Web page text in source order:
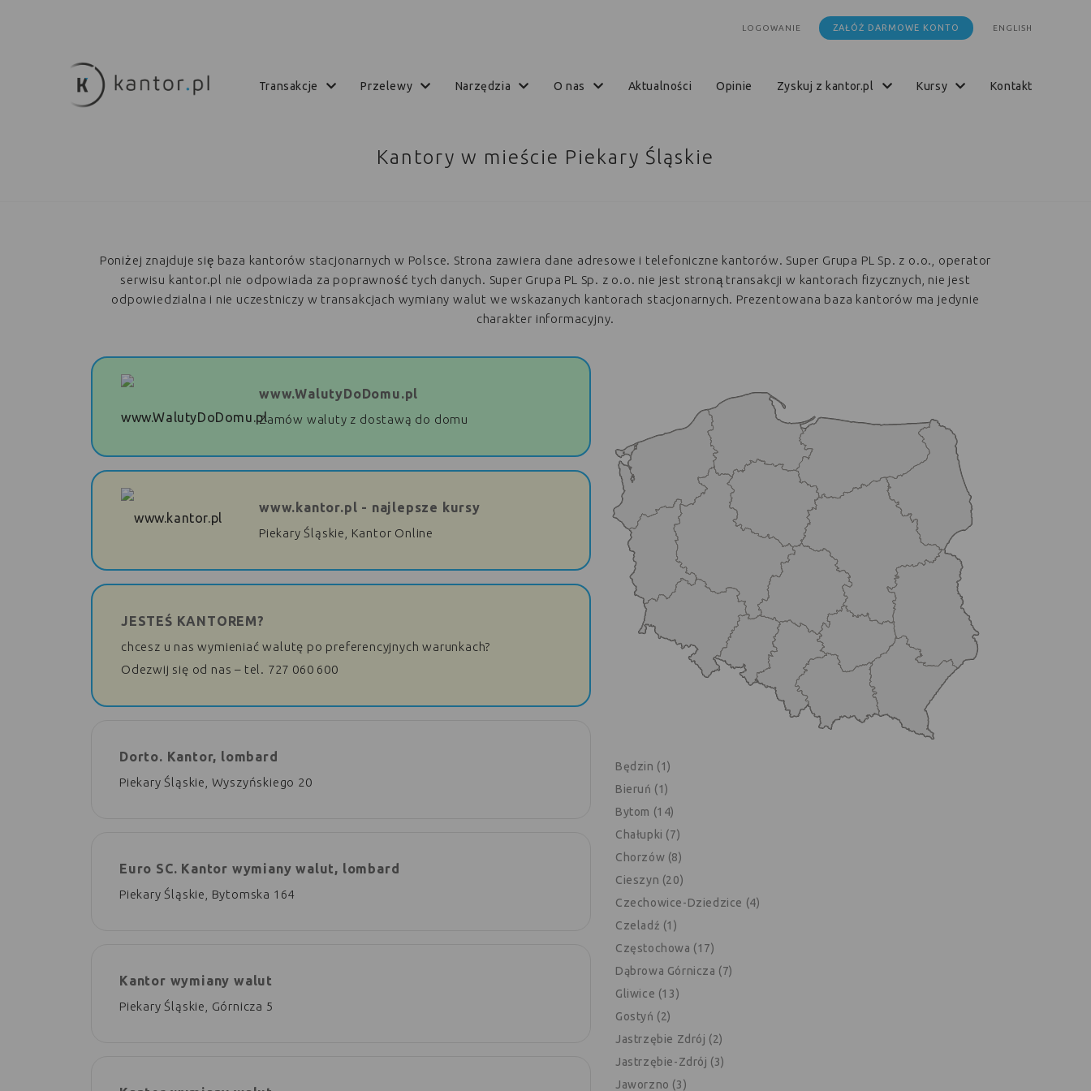
LOGOWANIE ZAŁÓŻ DARMOWE KONTO ENGLISH
transakcje przelewy narzędzia o nas aktualności opinie zyskuj z kantor.pl kursy kontakt
Kantory w mieście Piekary Śląskie
Poniżej znajduje się baza kantorów stacjonarnych w Polsce. Strona zawiera dane adresowe i telefoniczne kantorów. Super Grupa PL Sp. z o.o., operator
serwisu kantor.pl nie odpowiada za poprawność tych danych. Super Grupa PL Sp. z o.o. nie jest stroną transakcji w kantorach fizycznych, nie jest
odpowiedzialna i nie uczestniczy w transakcjach wymiany walut we wskazanych kantorach stacjonarnych. Prezentowana baza kantorów ma jedynie
charakter informacyjny.
www.WalutyDoDomu.pl
Zamów waluty z dostawą do domu
www.kantor.pl - najlepsze kursy
Piekary Śląskie, Kantor Online
JESTEŚ KANTOREM?
chcesz u nas wymieniać walutę po preferencyjnych warunkach?
Odezwij się od nas – tel. 727 060 600
Dorto. Kantor, lombard
Piekary Śląskie, Wyszyńskiego 20
Euro SC. Kantor wymiany walut, lombard
Piekary Śląskie, Bytomska 164
Kantor wymiany walut
Piekary Śląskie, Górnicza 5
Będzin (1)
Bieruń (1)
Bytom (14)
Chałupki (7)
Chorzów (8)
Cieszyn (20)
Czechowice-Dziedzice (4)
Czeladź (1)
Częstochowa (17)
Dąbrowa Górnicza (7)
Gliwice (13)
Gostyń (2)
Jastrzębie Zdrój (2)
Jastrzębie-Zdrój (3)
Jaworzno (3)